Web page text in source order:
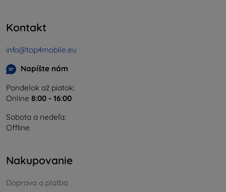
Kontakt
info@top4mobile.eu
Napíšte nám
Pondelok až piatok:
Online 8:00 - 16:00
Sobota a nedeľa:
Offline
Nakupovanie
Doprava a platba